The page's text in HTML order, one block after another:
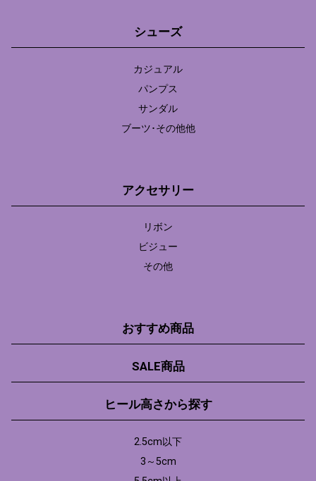
シューズ
カジュアル
パンプス
サンダル
ブーツ･その他他
アクセサリー
リボン
ビジュー
その他
おすすめ商品
SALE商品
ヒール高さから探す
2.5cm以下
3～5cm